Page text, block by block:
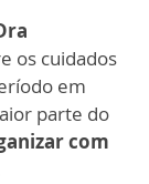
os cuidados
em
parte do
com